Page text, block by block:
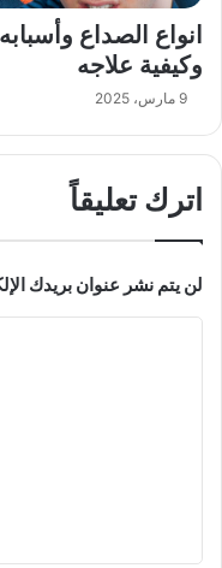
انواع الصداع وأسبابه
وكيفية علاجه
9 مارس، 2025
اترك تعليقاً
لن يتم نشر عنوان بريدك